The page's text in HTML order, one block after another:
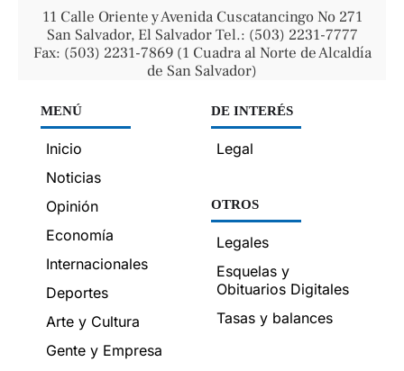
11 Calle Oriente y Avenida Cuscatancingo No 271
San Salvador, El Salvador Tel.: (503) 2231-7777
Fax: (503) 2231-7869 (1 Cuadra al Norte de Alcaldía
de San Salvador)
MENÚ
Inicio
Noticias
Opinión
Economía
Internacionales
Deportes
Arte y Cultura
Gente y Empresa
DE INTERÉS
Legal
OTROS
Legales
Esquelas y
Obituarios Digitales
Tasas y balances